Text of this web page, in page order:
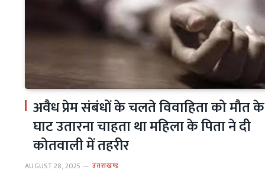
अवैध प्रेम संबंधों के चलते विवाहिता को मौत के
घाट उतारना चाहता था महिला के पिता ने दी
कोतवाली में तहरीर
AUGUST 28, 2025 उत्तराखण्ड